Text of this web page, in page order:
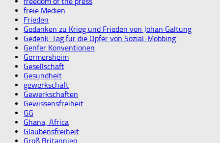
freie Medien
Frieden
Gedanken zu Krieg und Frieden von Johan Galtung
Gedenk-Tag für die Opfer von Sozial-Mobbing
Genfer Konventionen
Germersheim
Gesellschaft
Gesundheit
gewerkschaft
Gewerkschaften
Gewissensfreiheit
GG
Ghana, Africa
Glaubensfreiheit
Groß Britannien